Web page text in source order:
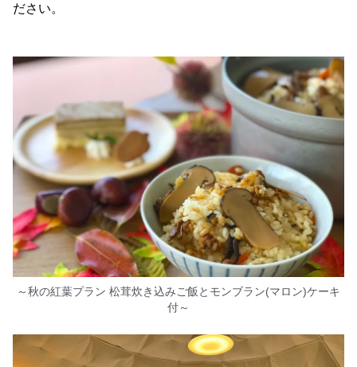
ださい。
～秋の紅葉プラン 松茸炊き込みご飯とモンブラン(マロン)ケーキ
付～